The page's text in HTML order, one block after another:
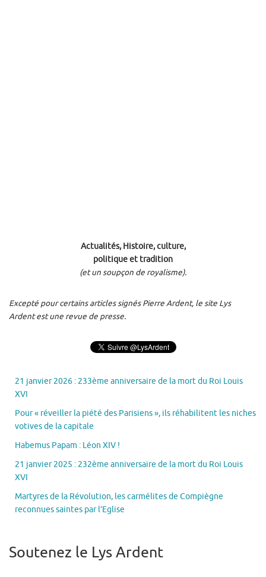
Actualités, Histoire, culture,
politique et tradition
(et un soupçon de royalisme).
Excepté pour certains articles signés Pierre Ardent, le site Lys
Ardent est une revue de presse.
21 janvier 2026 : 233ème anniversaire de la mort du Roi Louis
XVI
Pour « réveiller la piété des Parisiens », ils réhabilitent les niches
votives de la capitale
Habemus Papam : Léon XIV !
21 janvier 2025 : 232ème anniversaire de la mort du Roi Louis
XVI
Martyres de la Révolution, les carmélites de Compiègne
reconnues saintes par l’Eglise
Soutenez le Lys Ardent